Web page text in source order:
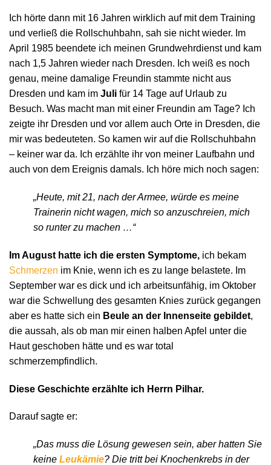
Ich hörte dann mit 16 Jahren wirklich auf mit dem Training
und verließ die Rollschuhbahn, sah sie nicht wieder. Im
April 1985 beendete ich meinen Grundwehrdienst und kam
nach 1,5 Jahren wieder nach Dresden. Ich weiß es noch
genau, meine damalige Freundin stammte nicht aus
Dresden und kam im Juli für 14 Tage auf Urlaub zu
Besuch. Was macht man mit einer Freundin am Tage? Ich
zeigte ihr Dresden und vor allem auch Orte in Dresden, die
mir was bedeuteten. So kamen wir auf die Rollschuhbahn
– keiner war da. Ich erzählte ihr von meiner Laufbahn und
auch von dem Ereignis damals. Ich höre mich noch sagen:
„Heute, mit 21, nach der Armee, würde es meine
Trainerin nicht wagen, mich so anzuschreien, mich
so runter zu machen …“
Im August hatte ich die ersten Symptome, ich bekam
Schmerzen im Knie, wenn ich es zu lange belastete. Im
September war es dick und ich arbeitsunfähig, im Oktober
war die Schwellung des gesamten Knies zurück gegangen
aber es hatte sich ein Beule an der Innenseite gebildet,
die aussah, als ob man mir einen halben Apfel unter die
Haut geschoben hätte und es war total
schmerzempfindlich.
Diese Geschichte erzählte ich Herrn Pilhar.
Darauf sagte er:
„Das muss die Lösung gewesen sein, aber hatten Sie
keine Leukämie? Die tritt bei Knochenkrebs in der